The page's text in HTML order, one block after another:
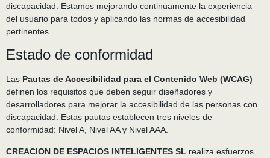
discapacidad. Estamos mejorando continuamente la experiencia
del usuario para todos y aplicando las normas de accesibilidad
pertinentes.
Estado de conformidad
Las Pautas de Accesibilidad para el Contenido Web (WCAG)
definen los requisitos que deben seguir diseñadores y
desarrolladores para mejorar la accesibilidad de las personas con
discapacidad. Estas pautas establecen tres niveles de
conformidad: Nivel A, Nivel AA y Nivel AAA.
CREACION DE ESPACIOS INTELIGENTES SL realiza esfuerzos